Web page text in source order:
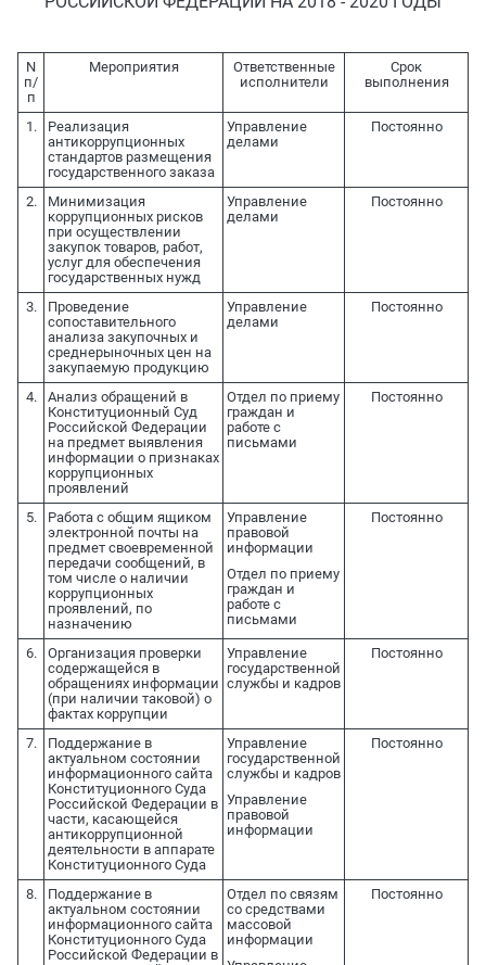
N
п/
п
Мероприятия
Ответственные
исполнители
Срок
выполнения
1.
Реализация
антикоррупционных
стандартов размещения
государственного заказа
Управление
делами
Постоянно
2.
Минимизация
коррупционных рисков
при осуществлении
закупок товаров, работ,
услуг для обеспечения
государственных нужд
Управление
делами
Постоянно
3.
Проведение
сопоставительного
анализа закупочных и
среднерыночных цен на
закупаемую продукцию
Управление
делами
Постоянно
4.
Анализ обращений в
Конституционный Суд
Российской Федерации
на предмет выявления
информации о признаках
коррупционных
проявлений
Отдел по приему
граждан и
работе с
письмами
Постоянно
5.
Работа с общим ящиком
электронной почты на
предмет своевременной
передачи сообщений, в
том числе о наличии
коррупционных
проявлений, по
назначению
Управление
правовой
информации
Отдел по приему
граждан и
работе с
письмами
Постоянно
6.
Организация проверки
содержащейся в
обращениях информации
(при наличии таковой) о
фактах коррупции
Управление
государственной
службы и кадров
Постоянно
7.
Поддержание в
актуальном состоянии
информационного сайта
Конституционного Суда
Российской Федерации в
части, касающейся
антикоррупционной
деятельности в аппарате
Конституционного Суда
Управление
государственной
службы и кадров
Управление
правовой
информации
Постоянно
8.
Поддержание в
актуальном состоянии
информационного сайта
Конституционного Суда
Российской Федерации в
Отдел по связям
со средствами
массовой
информации
Постоянно